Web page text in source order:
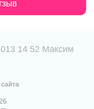
14 52 Максим